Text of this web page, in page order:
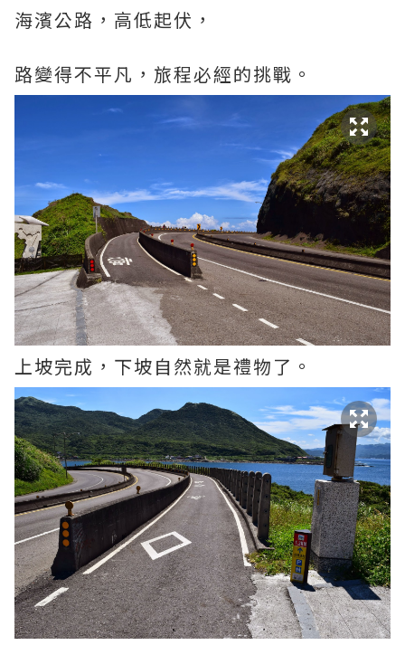
海濱公路，高低起伏，
路變得不平凡，旅程必經的挑戰。
上坡完成，下坡自然就是禮物了。